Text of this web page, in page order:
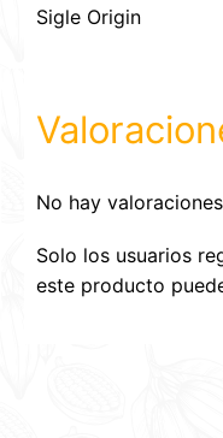
Sigle Origin
No hay
Solo los usuarios
este producto